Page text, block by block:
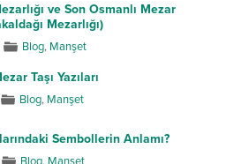
ve Son Osmanlı Mezar
Mezarlığı)
Blog, Manşet
Taşı Yazıları
Blog, Manşet
Sembollerin Anlamı?
Blog, Manşet